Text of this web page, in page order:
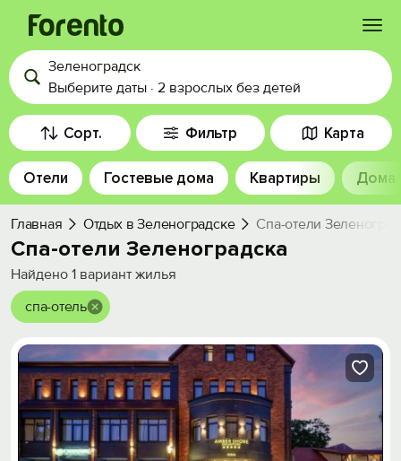
Войти
Избранное
История просмотра
Добавить свой объект
Зеленоградск
Выберите даты · 2 взрослых без детей
Сорт. Фильтр Карта
Отели Гостевые дома Квартиры Дома
Главная Отдых в Зеленоградске Спа-отели
Спа-отели Зеленоградска
Найдено 1 вариант жилья
спа-отель